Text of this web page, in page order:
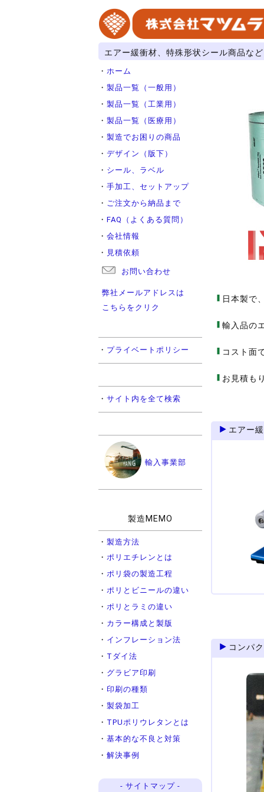
エアー緩衝材、特殊形状シール商品な
・ ホーム
・ 製品一覧（一般用）
・ 製品一覧（工業用）
・ 製品一覧（医療用）
・ 製造でお困りの商品
・ デザイン（版下）
・ シール、ラベル
・ 手加工、セットアップ
・ ご注文から納品まで
・ FAQ（よくある質問）
・ 会社情報
・ 見積依頼
お問い合わせ
弊社メールアドレスは
こちらをクリク
・ プライベートポリシー
・ サイト内を全て検索
輸入事業部
製造MEMO
・ 製造方法
・ ポリエチレンとは
・ ポリ袋の製造工程
・ ポリとビニールの違い
・ ポリとラミの違い
・ カラー構成と製版
・ インフレーション法
・ Tダイ法
・ グラビア印刷
・ 印刷の種類
・ 製袋加工
・ TPUポリウレタンとは
・ 基本的な不良と対策
・ 解決事例
- サイトマップ -
日本製で
輸入品の
コスト面
お見積も
エアー
コンパ